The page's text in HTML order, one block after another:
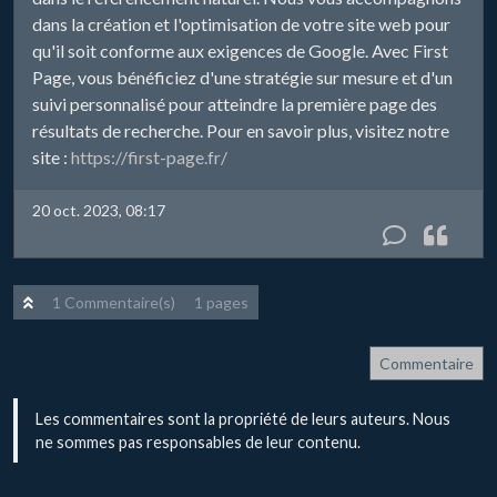
dans la création et l'optimisation de votre site web pour
qu'il soit conforme aux exigences de Google. Avec First
Page, vous bénéficiez d'une stratégie sur mesure et d'un
suivi personnalisé pour atteindre la première page des
résultats de recherche. Pour en savoir plus, visitez notre
site : https://first-page.fr/
20 oct. 2023, 08:17
1 Commentaire(s) 1 pages
Commentaire
Les commentaires sont la propriété de leurs auteurs. Nous
ne sommes pas responsables de leur contenu.